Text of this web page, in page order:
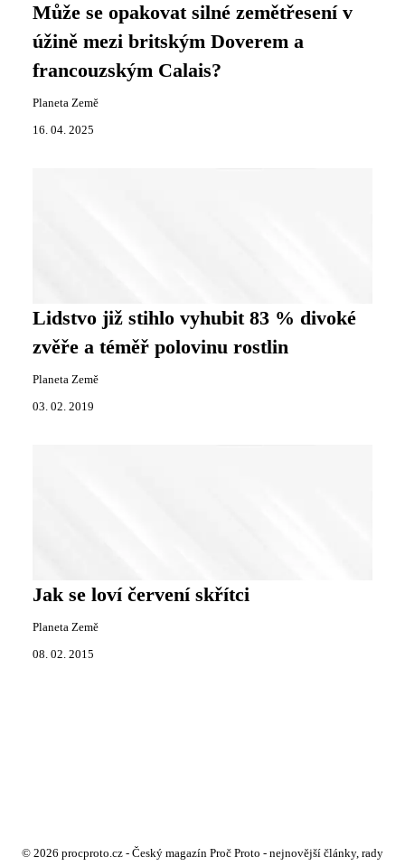
Může se opakovat silné zemětřesení v
úžině mezi britským Doverem a
francouzským Calais?
Planeta Země
16. 04. 2025
Lidstvo již stihlo vyhubit 83 % divoké
zvěře a téměř polovinu rostlin
Planeta Země
03. 02. 2019
Jak se loví červení skřítci
Planeta Země
08. 02. 2015
© 2026 procproto.cz - Český magazín Proč Proto - nejnovější články, rady